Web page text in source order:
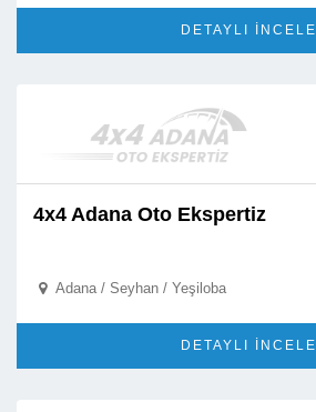
DETAYLI İNCELE
4x4 Adana Oto Ekspertiz
 Adana / Seyhan / Yeşiloba
DETAYLI İNCELE